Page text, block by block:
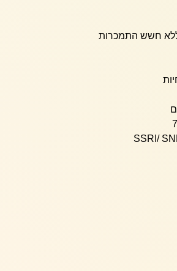
ללא חשש התמכרות